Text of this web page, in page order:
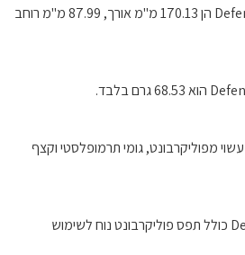
מידות כיסוי Defender Series Pro הן 170.13 מ"מ אורך, 87.99 מ"מ רוחב
כיסוי Defender Series Pro עשוי מפוליקרבונט, גומי תרמופלסטי וקצף
כן, כיסוי Defender Series Pro כולל תפס פוליקרבונט נוח לשימוש